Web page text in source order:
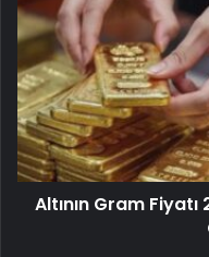
Altının Gram